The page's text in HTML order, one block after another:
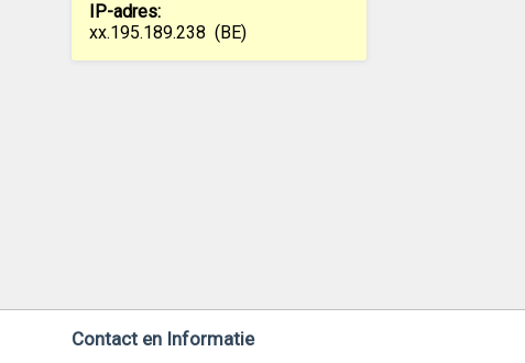
IP-adres:
xx.195.189.238 (BE)
Contact en Informatie